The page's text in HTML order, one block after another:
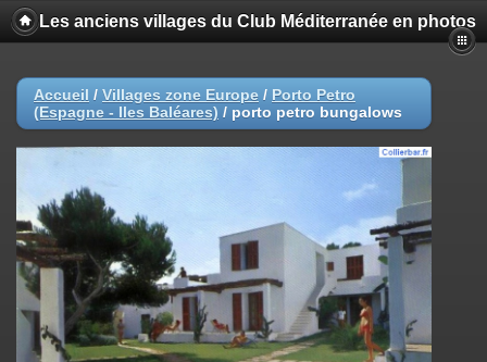
Les anciens villages du Club Méditerranée en photos
Accueil / Villages zone Europe / Porto Petro
(Espagne - Iles Baléares) / porto petro bungalows